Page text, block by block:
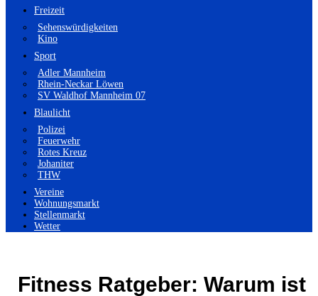
Freizeit
Sehenswürdigkeiten
Kino
Sport
Adler Mannheim
Rhein-Neckar Löwen
SV Waldhof Mannheim 07
Blaulicht
Polizei
Feuerwehr
Rotes Kreuz
Johaniter
THW
Vereine
Wohnungsmarkt
Stellenmarkt
Wetter
Fitness Ratgeber: Warum ist